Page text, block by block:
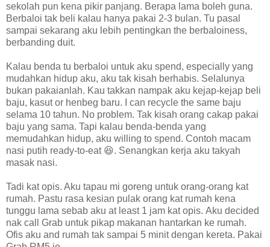
sekolah pun kena pikir panjang. Berapa lama boleh guna.
Berbaloi tak beli kalau hanya pakai 2-3 bulan. Tu pasal
sampai sekarang aku lebih pentingkan the berbaloiness,
berbanding duit.
Kalau benda tu berbaloi untuk aku spend, especially yang
mudahkan hidup aku, aku tak kisah berhabis. Selalunya
bukan pakaianlah. Kau takkan nampak aku kejap-kejap beli
baju, kasut or henbeg baru. I can recycle the same baju
selama 10 tahun. No problem. Tak kisah orang cakap pakai
baju yang sama. Tapi kalau benda-benda yang
memudahkan hidup, aku willing to spend. Contoh macam
nasi putih ready-to-eat 😆. Senangkan kerja aku takyah
masak nasi.
Tadi kat opis. Aku tapau mi goreng untuk orang-orang kat
rumah. Pastu rasa kesian pulak orang kat rumah kena
tunggu lama sebab aku at least 1 jam kat opis. Aku decided
nak call Grab untuk pikap makanan hantarkan ke rumah.
Ofis aku and rumah tak sampai 5 minit dengan kereta. Pakai